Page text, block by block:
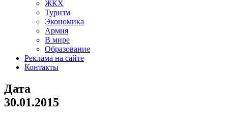
ЖКХ
Туризм
Экономика
Армия
В мире
Образование
Реклама на сайте
Контакты
Дата
30.01.2015